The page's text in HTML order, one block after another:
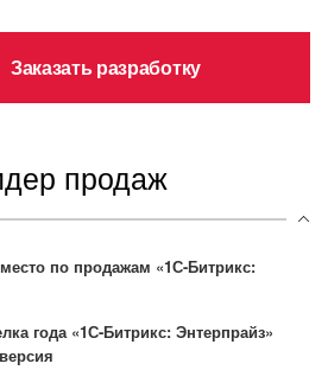
компьютере
свой пароль?
с помощью
Заказать разработку
продаж
место по продажам «1С-Битрикс:
года «1С-Битрикс: Энтерпрайз»